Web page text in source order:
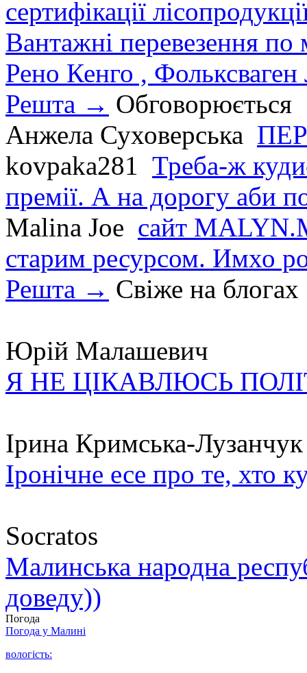
сертифікації
Вантажні перевезення по
Рено Кенго ,
Решта → Обговорюється
Анжела Суховерська
kovpaka281 Треба-ж
премії. А на дорогу аби
Malina Joe сайт
старим ресурсом. Имхо
Решта → Свіже на блогах
Юрій Малашевич
Я НЕ ЦІКАВЛЮСЬ
Ірина Кримська-Лузанчук
Іронічне есе про те, хто
Socratos
Малинська народна
доведу))
Погода
Погода у Малині
вологість: